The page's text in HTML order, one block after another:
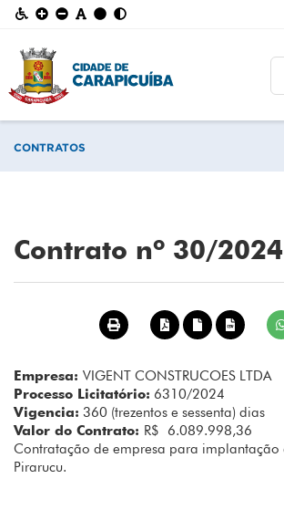
CONTRATOS
Contrato nº 30/2024
Empresa: VIGENT CONSTRUCOES LTDA
Processo Licitatório: 6310/2024
Vigencia: 360 (trezentos e sessenta) dias
Valor do Contrato: R$ 6.089.998,36
Contratação de empresa para implantação
Pirarucu.